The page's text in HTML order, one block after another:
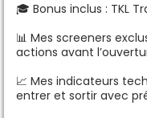
🎓 Bonus inclus : TKL
📊 Mes screeners
actions avant
📈 Mes indicateurs
entrer et sortir avec